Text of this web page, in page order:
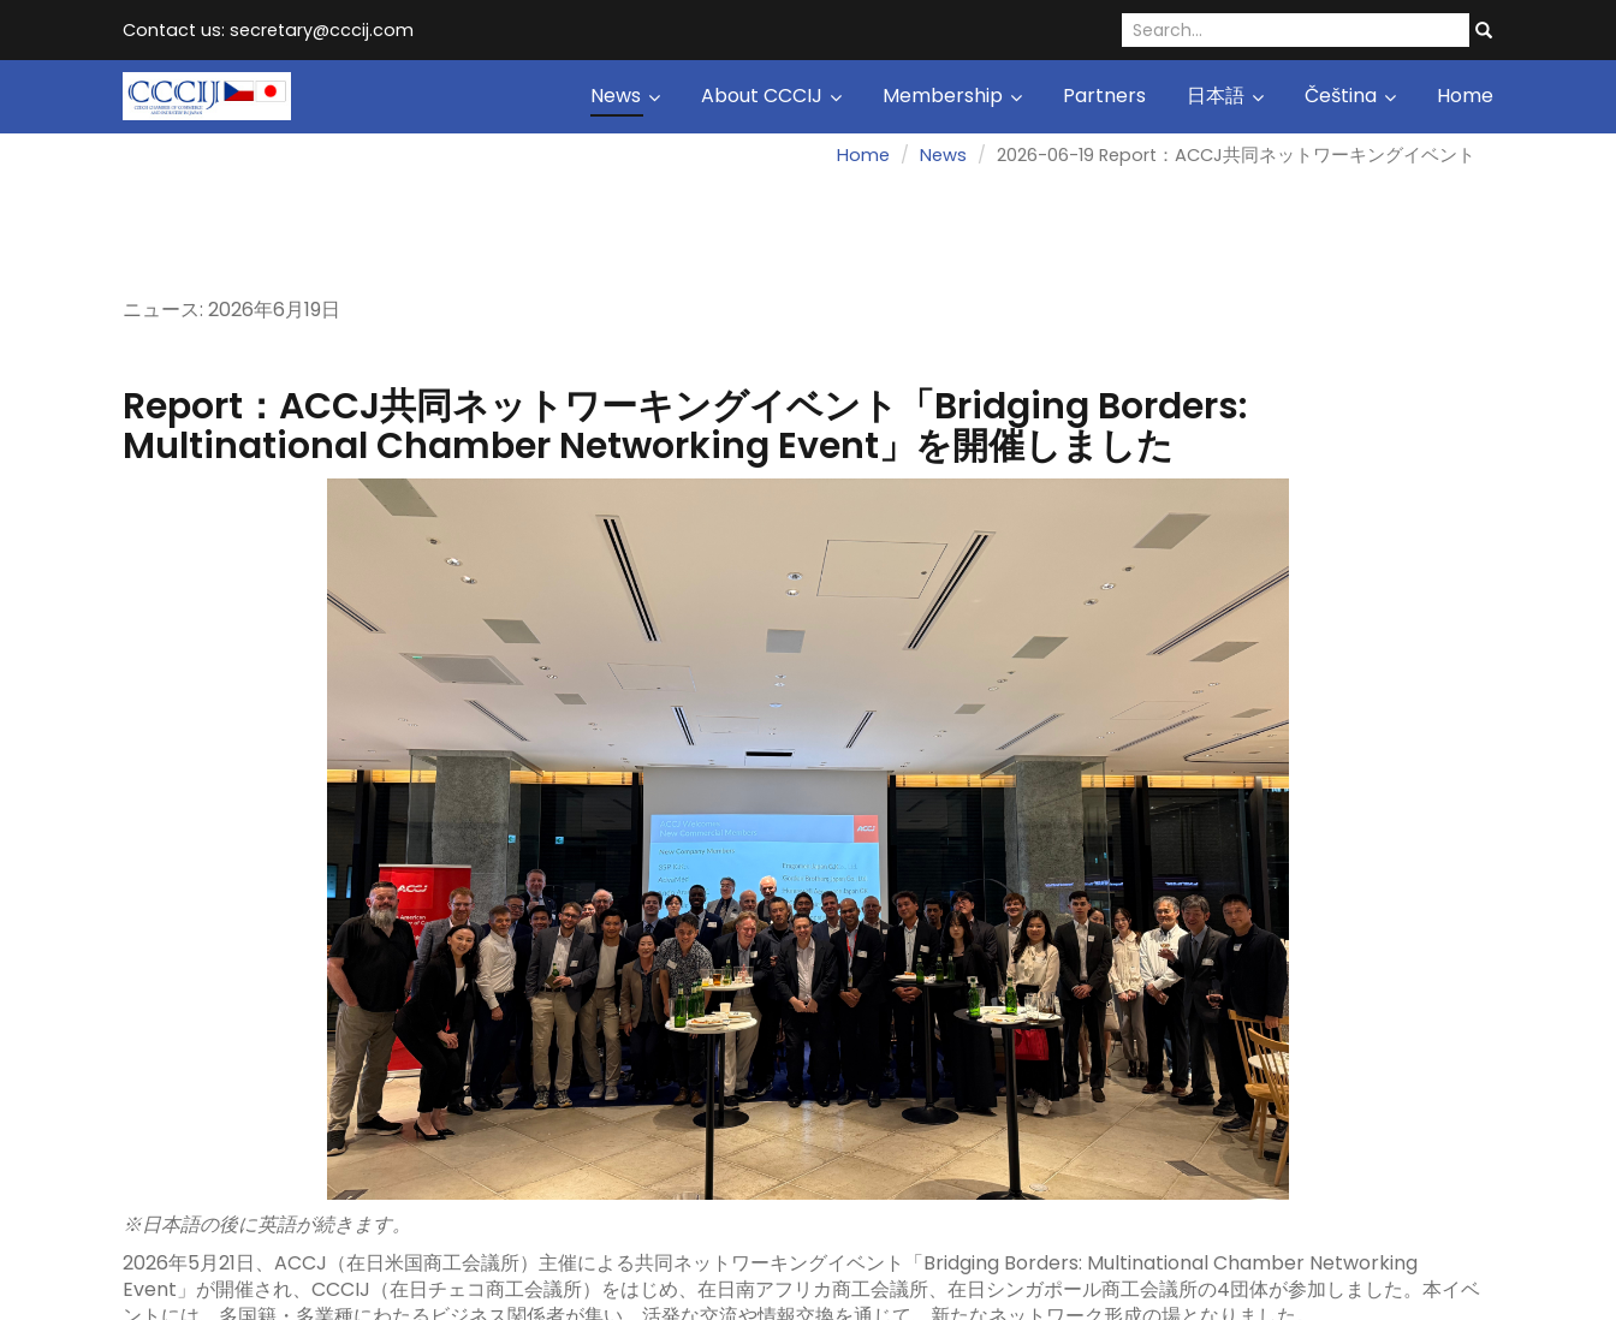
Contact us: secretary@cccij.com
News About CCCIJ Membership Partners 日本語 Čeština Home
Home News 2026-06-19 Report：ACCJ共同ネットワーキングイベント
ニュース: 2026年6月19日
Report：ACCJ共同ネットワーキングイベント「Bridging Borders:
Multinational Chamber Networking Event」を開催しました
※日本語の後に英語が続きます。
2026年5月21日、 ACCJ（在日米国商工会議所）主催による共同ネットワーキングイベント「Bridging Borders: Multinational Chamber Networking
Event」が開催され、CCCIJ（在日チェコ商工会議所）をはじめ、在日南アフリカ商工会議所、在日シンガポール商工会議所の4団体が参加しました。 本イベ